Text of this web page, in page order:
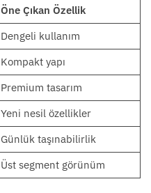
Öne Çıkan Özellik
Dengeli kullanım
Kompakt yapı
Premium tasarım
Yeni nesil özellikler
Günlük taşınabilirlik
Üst segment görünüm